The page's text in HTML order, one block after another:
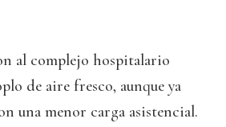
al complejo hospitalario
de aire fresco, aunque ya
una menor carga asistencial.